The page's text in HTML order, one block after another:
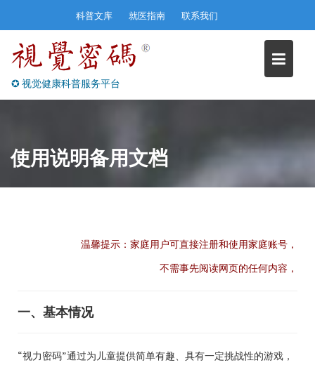
content
科普文库 就医指南 联系我们
✪ 视觉健康科普服务平台
使用说明备用文档
温馨提示：家庭用户可直接注册和使用家庭账号，
不需事先阅读网页的任何内容，
一、基本情况
“视力密码”通过为儿童提供简单有趣、具有一定挑战性的游戏，